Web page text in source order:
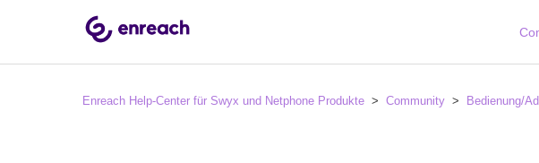
Enreach Help-Center für Swyx und Netphone Produkte Community Bedienung/